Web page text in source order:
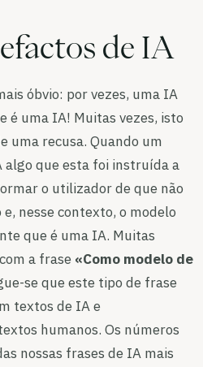
de IA
óbvio: por vezes, uma IA
é uma IA! Muitas vezes, isto
uma recusa. Quando um
que esta foi instruída a
o utilizador de que não
nesse contexto, o modelo
que é uma IA. Muitas
a frase «Como modelo de
se que este tipo de frase
textos de IA e
humanos. Os números
nossas frases de IA mais